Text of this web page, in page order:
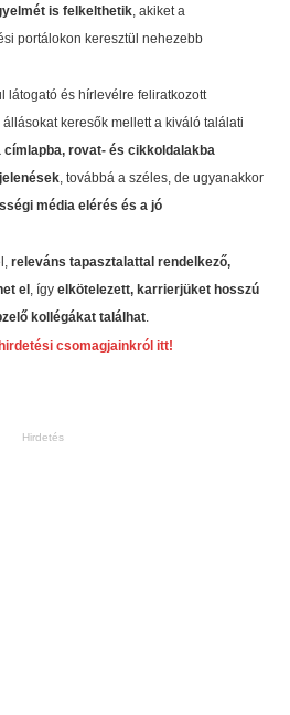
is felkelthetik , akiket a
portálokon keresztül nehezebb
látogató és hírlevélre feliratkozott
keresők mellett a kiváló találati
címlapba, rovat- és cikkoldalakba
, továbbá a széles, de ugyanakkor
média elérés és a jó
releváns tapasztalattal rendelkező,
el , így elkötelezett, karrierjüket hosszú
kollégákat találhat
csomagjainkról itt!
Hirdetés